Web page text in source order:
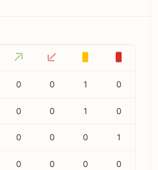
0 0 1 0
0 0 1 0
0 0 0 1
0 0 0 0